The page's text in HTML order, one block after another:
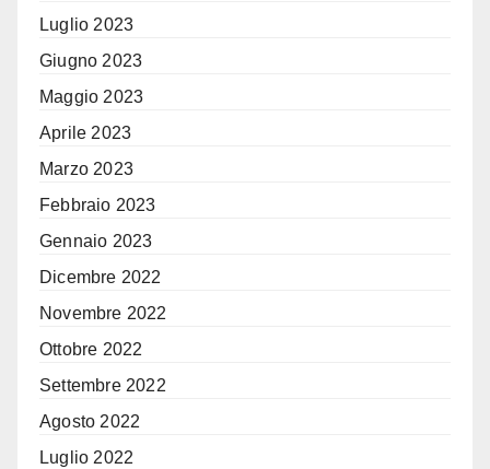
Luglio 2023
Giugno 2023
Maggio 2023
Aprile 2023
Marzo 2023
Febbraio 2023
Gennaio 2023
Dicembre 2022
Novembre 2022
Ottobre 2022
Settembre 2022
Agosto 2022
Luglio 2022